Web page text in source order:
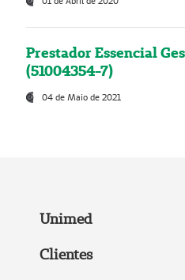
Prestador Essencial
(51004354-7)
04 de Maio de 2021
Unimed
Clientes